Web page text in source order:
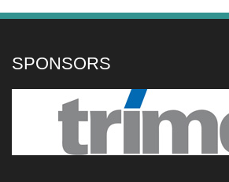
facilement remporté leurs
Arthur Fils sans broncher face à
qualifié pour les huitièmes du Masters
Le Français Arthur Fils,
SPONSORS